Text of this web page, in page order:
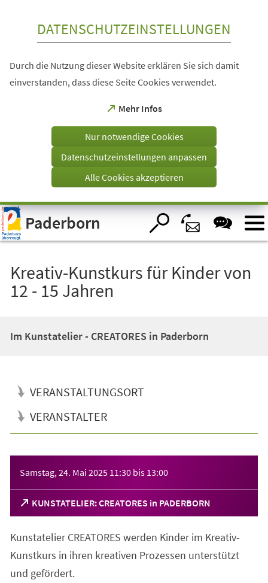
Visuelle
Assistenzsoftware
öffnen.
DATENSCHUTZEINSTELLUNGEN
Durch die Nutzung dieser Website erklären Sie sich damit
einverstanden, dass diese Seite Cookies verwendet.
Mehr Infos
(Öffnet
einem
Tab)
Nur notwendige Cookies
Datenschutzeinstellungen anpassen
Alle Cookies akzeptieren
Paderborn
Kreativ-Kunstkurs für Kinder von
12 - 15 Jahren
Im Kunstatelier - CREATORES in Paderborn
VERANSTALTUNGSORT
VERANSTALTER
Samstag, 24. Mai 2025 11:30 bis 13:00
KUNSTATELIER: CREATORES in PADERBORN
(Öffnet
in
neuen
Tab)
Kunstatelier CREATORES werden Kinder im Kreativ-
Kunstkurs in ihren kreativen Prozessen unterstützt
und gefördert.